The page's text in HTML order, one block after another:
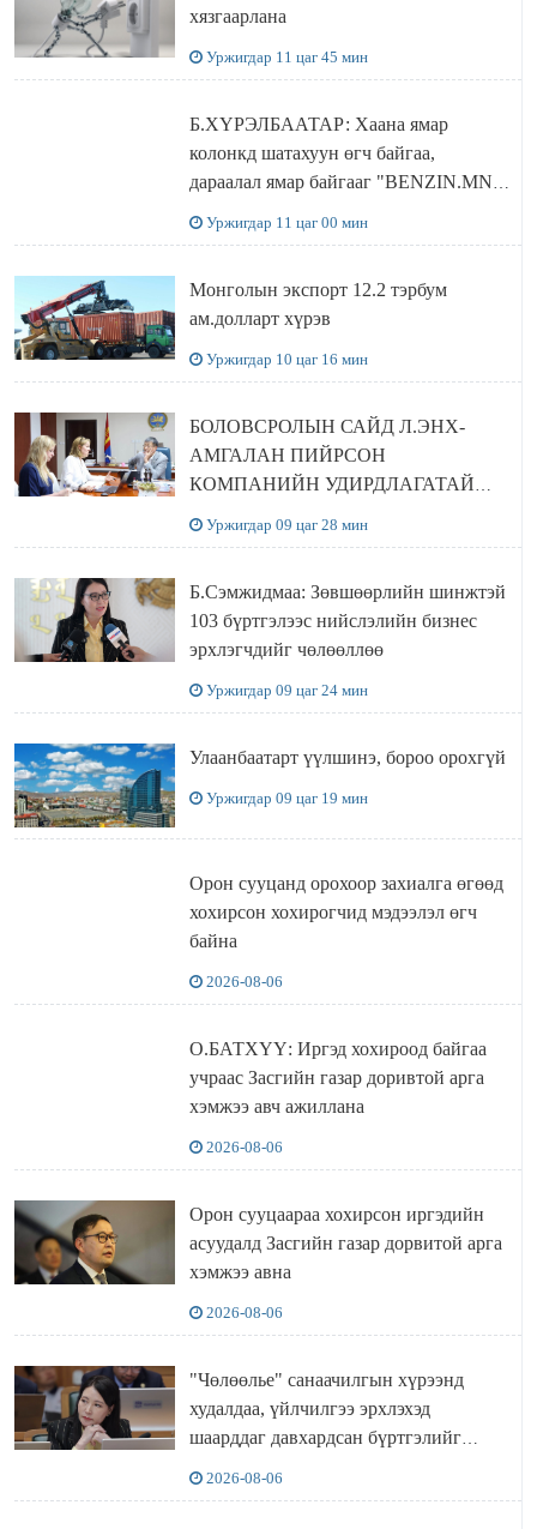
хязгаарлана
Уржигдар 11 цаг 45 мин
Б.ХҮРЭЛБААТАР: Хаана ямар
колонкд шатахуун өгч байгаа,
дараалал ямар байгааг "BENZIN.MN”
Уржигдар 11 цаг 00 мин
Монголын экспорт 12.2 тэрбум
ам.долларт хүрэв
Уржигдар 10 цаг 16 мин
БОЛОВСРОЛЫН САЙД Л.ЭНХ-
АМГАЛАН ПИЙРСОН
КОМПАНИЙН УДИРДЛАГАТАЙ
Уржигдар 09 цаг 28 мин
Б.Сэмжидмаа: Зөвшөөрлийн шинжтэй
103 бүртгэлээс нийслэлийн бизнес
эрхлэгчдийг чөлөөллөө
Уржигдар 09 цаг 24 мин
Улаанбаатарт үүлшинэ, бороо орохгүй
Уржигдар 09 цаг 19 мин
Орон сууцанд орохоор захиалга өгөөд
хохирсон хохирогчид мэдээлэл өгч
байна
2026-08-06
О.БАТХҮҮ: Иргэд хохироод байгаа
учраас Засгийн газар доривтой арга
хэмжээ авч ажиллана
2026-08-06
Орон сууцаараа хохирсон иргэдийн
асуудалд Засгийн газар дорвитой арга
хэмжээ авна
2026-08-06
"Чөлөөлье" санаачилгын хүрээнд
худалдаа, үйлчилгээ эрхлэхэд
шаарддаг давхардсан бүртгэлийг
2026-08-06